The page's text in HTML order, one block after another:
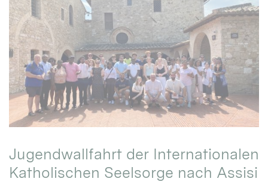
Jugendwallfahrt der Internationalen
Katholischen Seelsorge nach Assisi